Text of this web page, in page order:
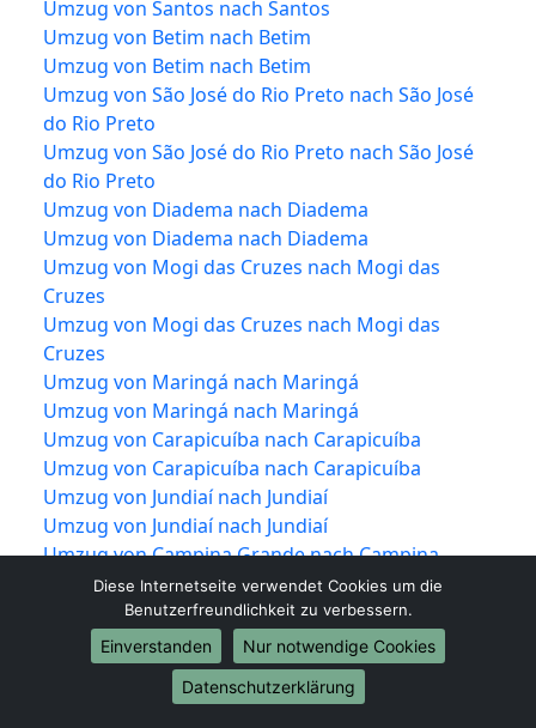
Umzug von Santos nach Santos
Umzug von Betim nach Betim
Umzug von Betim nach Betim
Umzug von São José do Rio Preto nach São José
do Rio Preto
Umzug von São José do Rio Preto nach São José
do Rio Preto
Umzug von Diadema nach Diadema
Umzug von Diadema nach Diadema
Umzug von Mogi das Cruzes nach Mogi das
Cruzes
Umzug von Mogi das Cruzes nach Mogi das
Cruzes
Umzug von Maringá nach Maringá
Umzug von Maringá nach Maringá
Umzug von Carapicuíba nach Carapicuíba
Umzug von Carapicuíba nach Carapicuíba
Umzug von Jundiaí nach Jundiaí
Umzug von Jundiaí nach Jundiaí
Umzug von Campina Grande nach Campina
Grande
Umzug von Campina Grande nach Campina
Grande
Umzug von Piracicaba nach Piracicaba
Umzug von Piracicaba nach Piracicaba
Diese Internetseite verwendet Cookies um die
Benutzerfreundlichkeit zu verbessern.
Einverstanden
Nur notwendige Cookies
Datenschutzerklärung